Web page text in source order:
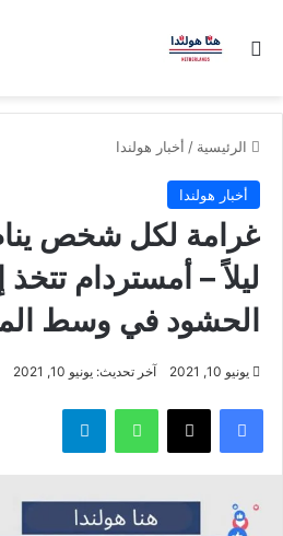
بحث عن
الرئيسية / أخبار هولندا
أخبار هولندا
غرامة لكل شخص
ليلاً – أمستردام
الحشود في وسط
يونيو 10, 2021 آخر تحديث: يونيو 10, 2021
فيسبوك ‫X واتساب تيلقرام